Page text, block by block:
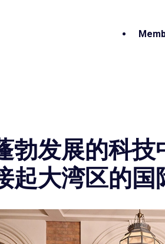
勃发展的科技
起大湾区的国